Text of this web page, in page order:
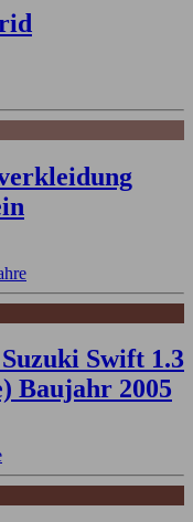
Swift 1.3
Baujahr 2005